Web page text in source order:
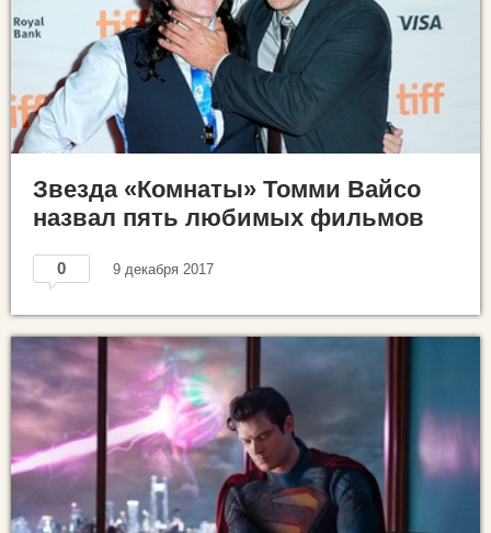
Звезда «Комнаты» Томми Вайсо
назвал пять любимых фильмов
0 9 декабря 2017